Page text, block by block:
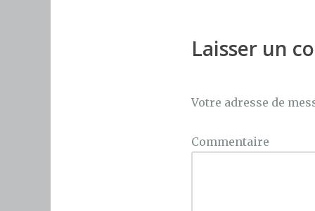
o
o
Laisser un
Votre adresse de
Commentaire